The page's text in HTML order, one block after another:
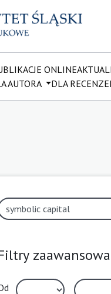
ONLINE
AUTORA DLA